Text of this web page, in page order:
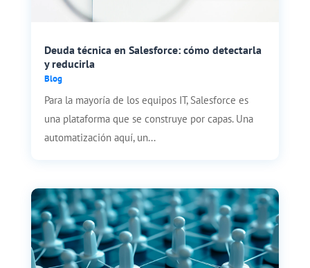
Deuda técnica en Salesforce: cómo detectarla
y reducirla
Blog
Para la mayoría de los equipos IT, Salesforce es
una plataforma que se construye por capas. Una
automatización aquí, un...